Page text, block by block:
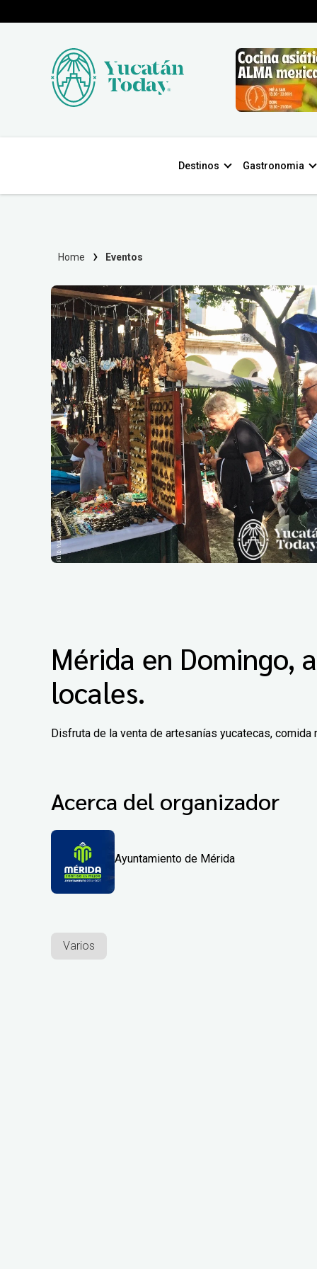
Destinos Gastronomia
Home Eventos
Mérida en Domingo,
locales.
Disfruta de la venta de artesanías yucatecas,
Acerca del organizador
Ayuntamiento de Mérida
Varios